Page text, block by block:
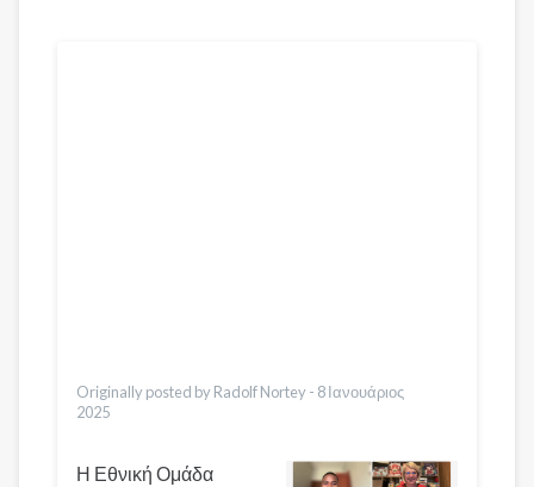
Originally posted by Radolf Nortey - 8 Ιανουάριος
2025
Η Εθνική Ομάδα